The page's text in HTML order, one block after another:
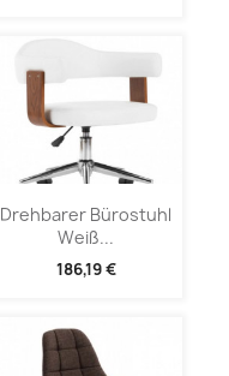
Drehbarer Bürostuhl
Weiß...
186,19 €